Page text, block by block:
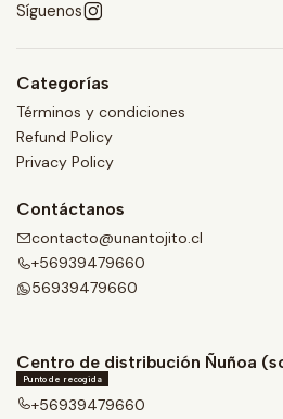
Síguenos
Categorías
Términos y condiciones
Refund Policy
Privacy Policy
Contáctanos
contacto@unantojito.cl
+56939479660
56939479660
Centro de distribución Ñuñoa
Punto de recogida
+56939479660